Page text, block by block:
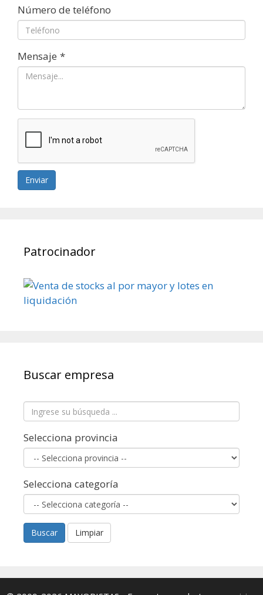
Número de teléfono
Mensaje *
Enviar
Patrocinador
Buscar empresa
Selecciona provincia
Selecciona categoría
Buscar Limpiar